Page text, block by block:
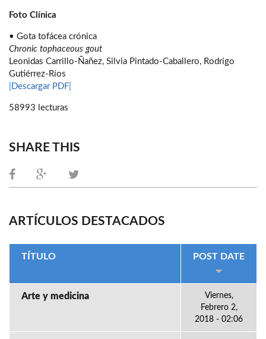
Foto Clínica
• Gota tofácea crónica
Chronic tophaceous gout
Leonidas Carrillo-Ñañez, Silvia Pintado-Caballero, Rodrigo
Gutiérrez-Ríos
|Descargar PDF|
58993 lecturas
SHARE THIS
ARTÍCULOS DESTACADOS
TÍTULO POST DATE
Arte y medicina
Viernes,
Febrero 2,
2018 - 02:06